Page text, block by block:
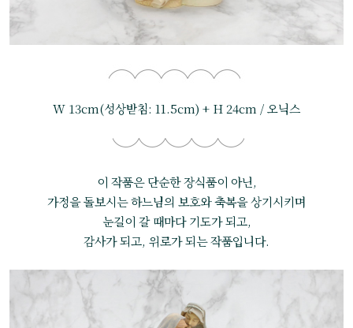
W 13cm(성상받침: 11.5cm) + H 24cm / 오닉스
이 작품은 단순한 장식품이 아닌,
가정을 돌보시는 하느님의 보호와 축복을 상기시키며
눈길이 갈 때마다 기도가 되고,
감사가 되고, 위로가 되는 작품입니다.